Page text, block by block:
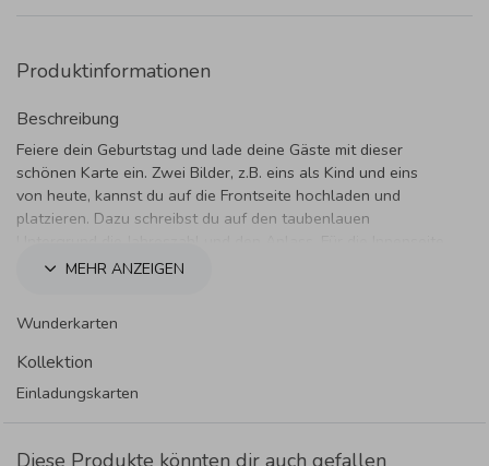
Produktinformationen
Beschreibung
Feiere dein Geburtstag und lade deine Gäste mit dieser
schönen Karte ein. Zwei Bilder, z.B. eins als Kind und eins
von heute, kannst du auf die Frontseite hochladen und
platzieren. Dazu schreibst du auf den taubenlauen
bleibt ausreichend Platz um persönliche Worte und
MEHR ANZEIGEN
Wunderkarten
Kollektion
Einladungskarten
Diese Produkte könnten dir auch gefallen